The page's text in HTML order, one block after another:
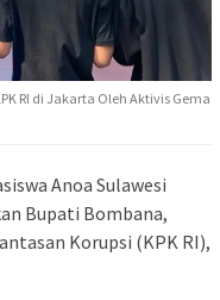
RI di Jakarta Oleh Aktivis Gema
Anoa Sulawesi
Bupati Bombana,
Korupsi (KPK RI),